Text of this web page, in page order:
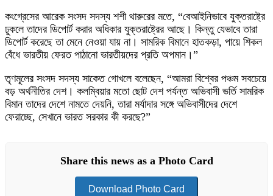
কংগ্রেসের আরেক সংসদ সদস্য শশী থারুরের মতে, “বেআইনিভাবে যুক্তরাষ্ট্রে
ঢুকলে তাদের ডিপোর্ট করার অধিকার যুক্তরাষ্ট্রের আছে। কিন্তু যেভাবে তারা
ডিপোর্ট করেছে তা মেনে নেওয়া যায় না। সামরিক বিমানে হাতকড়া, পায়ে শিকল
বেঁধে ভারতীয় ফেরত পাঠানো ভারতীয়দের প্রতি অপমান।”
তৃণমূলের সংসদ সদস্য সাকেত গোখলে বলেছেন, “আমরা বিশ্বের পঞ্চম সবচেয়ে
বড় অর্থনীতির দেশ। কলম্বিয়ার মতো ছোট দেশ পর্যন্ত অভিবাসী ভর্তি সামরিক
বিমান তাদের দেশে নামতে দেয়নি, তারা মর্যাদার সঙ্গে অভিবাসীদের দেশে
ফেরাচ্ছে, সেখানে ভারত সরকার কী করছে?”
Share this news as a Photo Card
Download Photo Card